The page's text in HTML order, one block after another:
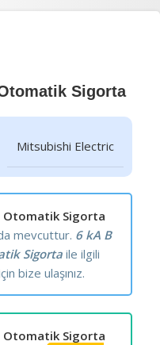
Sigorta
Mitsubishi Electric
Otomatik Sigorta
mevcuttur. 6 kA B
Sigortaile ilgili
bize ulaşınız.
Otomatik Sigorta